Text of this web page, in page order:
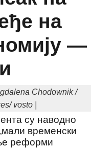
на
—
Chodownik /
vosto |
су наводно
временски
реформи